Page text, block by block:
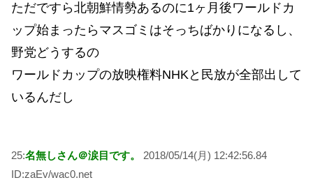
ただですら北朝鮮情勢あるのに1ヶ月後ワールドカ
ップ始まったらマスゴミはそっちばかりになるし、
野党どうするの
ワールドカップの放映権料NHKと民放が全部出して
いるんだし
25:名無しさん＠涙目です。
2018/05/14(月) 12:42:56.84
ID:zaEv/wac0.net